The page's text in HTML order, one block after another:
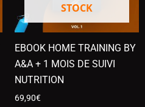
STOCK
EBOOK HOME TRAINING BY
A&A + 1 MOIS DE SUIVI
NUTRITION
69,90€